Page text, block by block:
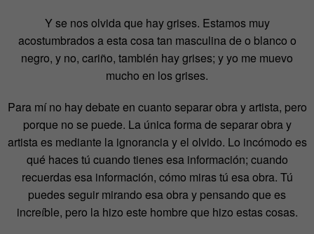
Y se nos olvida que hay grises. Estamos muy
acostumbrados a esta cosa tan masculina de o blanco o
negro, y no, cariño, también hay grises; y yo me muevo
mucho en los grises.
Para mí no hay debate en cuanto separar obra y artista, pero
porque no se puede. La única forma de separar obra y
artista es mediante la ignorancia y el olvido. Lo incómodo es
qué haces tú cuando tienes esa información; cuando
recuerdas esa información, cómo miras tú esa obra. Tú
puedes seguir mirando esa obra y pensando que es
increíble, pero la hizo este hombre que hizo estas cosas.